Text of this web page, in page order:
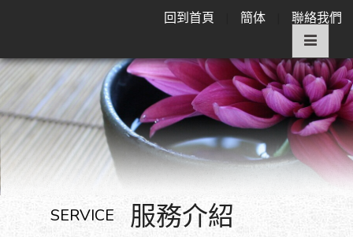
回到首頁 簡体 聯絡我們
SERVICE 服務介紹